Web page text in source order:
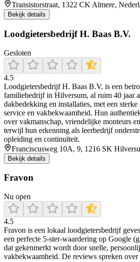
Transistorstraat, 1322 CK Almere,
Bekijk details
Loodgietersbedrijf H. Baas B.V.
Gesloten
4.5
Loodgietersbedrijf H. Baas B.V. is een
familiebedrijf in Hilversum, al ruim 40 jaar
dakbedekking en installaties, met een
service en vakbekwaamheid. Hun
over vakmanschap, vriendelijke monteurs
terwijl hun erkenning als leerbedrijf
opleiding en continuïteit.
Franciscusweg 10A, 9, 1216 SK
Bekijk details
Fravon
Nu open
4.5
Fravon is een lokaal loodgietersbedrijf
een perfecte 5‑ster‑waardering op Google
dat gekenmerkt wordt door snelle,
vakbekwaamheid. De reviews spreken over